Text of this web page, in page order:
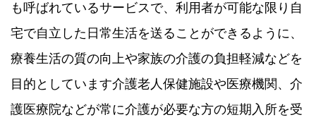
も呼ばれているサービスで、利用者が可能な限り自
宅で自立した日常生活を送ることができるように、
療養生活の質の向上や家族の介護の負担軽減などを
目的としています介護老人保健施設や医療機関、介
護医療院などが常に介護が必要な方の短期入所を受